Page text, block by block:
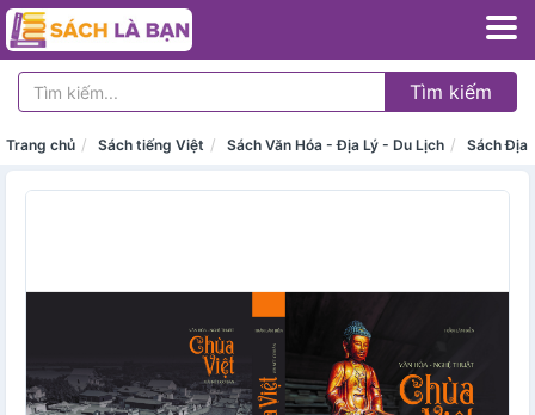
Tìm kiếm
Trang chủ Sách tiếng Việt Sách Văn Hóa - Địa Lý - Du Lịch Sách Địa